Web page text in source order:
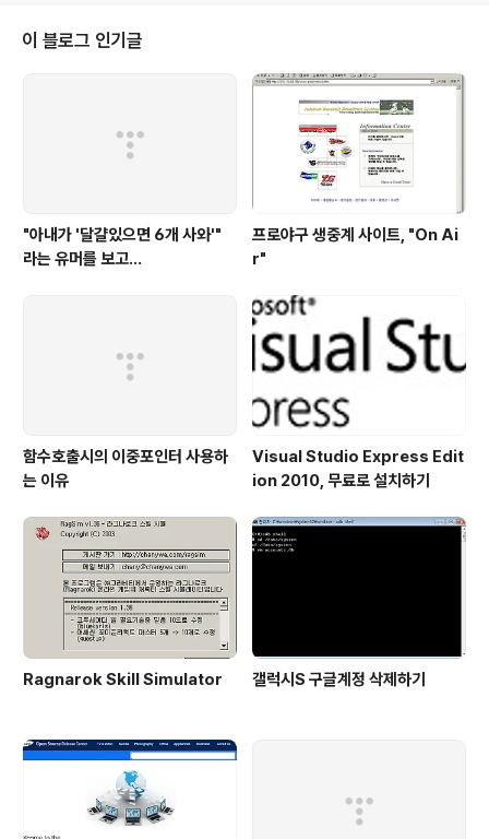
소)된 불운의 모델이다. 출시가 안된 모델이니만큼 아래의
이미지들은 디자인이 동일한 SCH-V540 모델의 이미지
이다. 너무나 아쉬웠다... 모델의 위기에는 원인이 여러가지
일 수 있다. 신규로 도입하는 핵심부품의 자체결함이나 궁
는 손익계산 등등 많은 이..
이 블로그 인기글
"아내가 '달걀있으면 6개 사와'"
라는 유머를 보고...
프로야구 생중계 사이트, "On Ai
r"
함수호출시의 이중포인터 사용하
는 이유
Visual Studio Express Edit
ion 2010, 무료로 설치하기
Ragnarok Skill Simulator 갤럭시S 구글계정 삭제하기